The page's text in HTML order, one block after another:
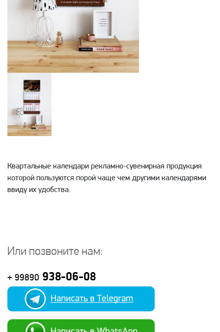
Квартальные календари рекламно-сувенирная продукция
которой пользуются порой чаще чем другими календарями
ввиду их удобства.
Или позвоните нам:
+ 99890 938-06-08